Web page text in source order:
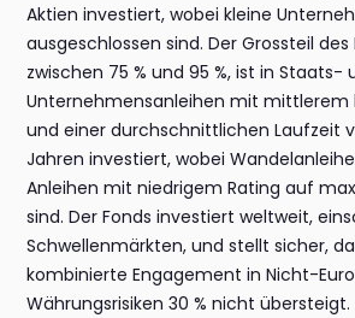
Aktien investiert, wobei kleine
ausgeschlossen sind. Der Grossteil des
zwischen 75 % und 95 %, ist in Staats-
Unternehmensanleihen mit mittlerem
und einer durchschnittlichen Laufzeit
Jahren investiert, wobei
Anleihen mit niedrigem Rating auf
sind. Der Fonds investiert weltweit,
Schwellenmärkten, und stellt sicher,
kombinierte Engagement in Nicht-
Währungsrisiken 30 % nicht